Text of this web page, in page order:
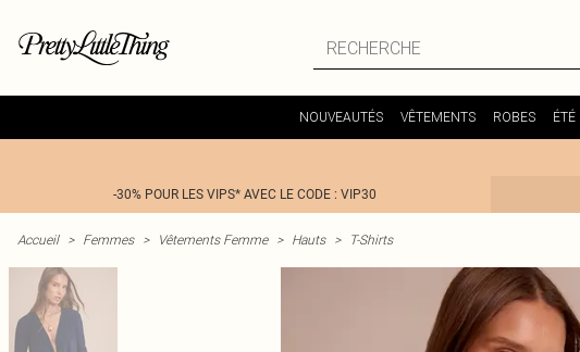
NOUVEAUTÉS VÊTEMENTS ROBES ÉTÉ
-30% POUR LES VIPS* AVEC LE CODE : VIP30
Accueil > Femmes > Vêtements Femme > Hauts > T-Shirts